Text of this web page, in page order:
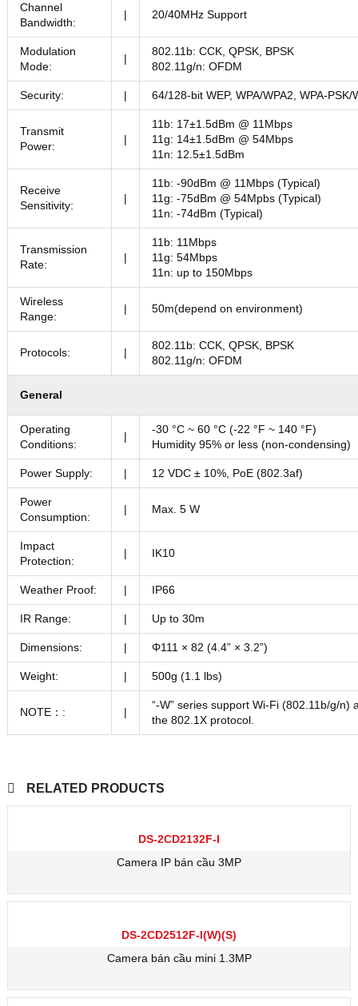
Channel
Bandwidth:
| 20/40MHz Support
Modulation
Mode:
|
802.11b: CCK, QPSK, BPSK
802.11g/n: OFDM
Security: | 64/128-bit WEP, WPA/WPA2, WPA-PSK/
Transmit
Power:
|
11b: 17±1.5dBm @ 11Mbps
11g: 14±1.5dBm @ 54Mbps
11n: 12.5±1.5dBm
Receive
Sensitivity:
|
11b: -90dBm @ 11Mbps (Typical)
11g: -75dBm @ 54Mpbs (Typical)
11n: -74dBm (Typical)
Transmission
Rate:
|
11b: 11Mbps
11g: 54Mbps
11n: up to 150Mbps
Wireless
Range:
| 50m(depend on environment)
Protocols: |
802.11b: CCK, QPSK, BPSK
802.11g/n: OFDM
General
Operating
Conditions:
|
-30 °C ~ 60 °C (-22 °F ~ 140 °F)
Humidity 95% or less (non-condensing)
Power Supply: | 12 VDC ± 10%, PoE (802.3af)
Power
Consumption:
| Max. 5 W
Impact
Protection:
| IK10
Weather Proof: | IP66
IR Range: | Up to 30m
Dimensions: | Φ111 × 82 (4.4” × 3.2”)
Weight: | 500g (1.1 lbs)
NOTE：: |
“-W” series support Wi-Fi (802.11b/g/n)
the 802.1X protocol.
RELATED PRODUCTS
DS-2CD2132F-I
Camera IP bán cầu 3MP
DS-2CD2512F-I(W)(S)
Camera bán cầu mini 1.3MP